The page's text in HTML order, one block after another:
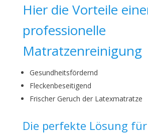
Hier die Vorteile
professionelle
Matratzenreinigung
Gesundheitsfördernd
Fleckenbeseitigend
Frischer Geruch der Latexmatratze
Die perfekte Lösung